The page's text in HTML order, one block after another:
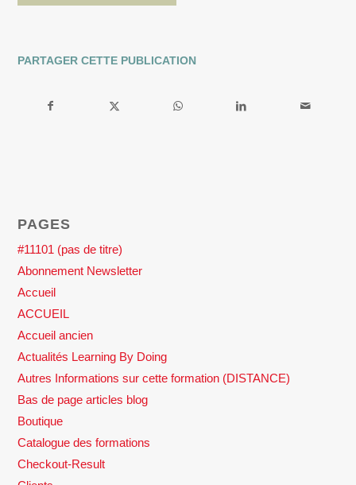
PARTAGER CETTE PUBLICATION
PAGES
#11101 (pas de titre)
Abonnement Newsletter
Accueil
ACCUEIL
Accueil ancien
Actualités Learning By Doing
Autres Informations sur cette formation (DISTANCE)
Bas de page articles blog
Boutique
Catalogue des formations
Checkout-Result